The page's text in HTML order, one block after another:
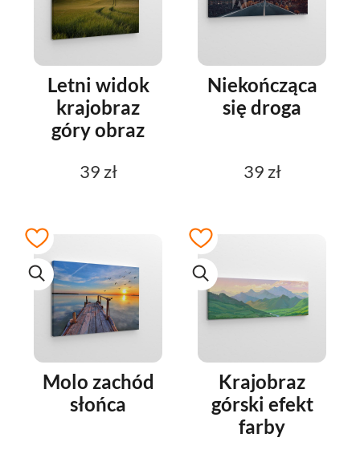
Letni widok
krajobraz
góry obraz
39 zł
Niekończąca
się droga
39 zł
Molo zachód
słońca
Krajobraz
górski efekt
farby